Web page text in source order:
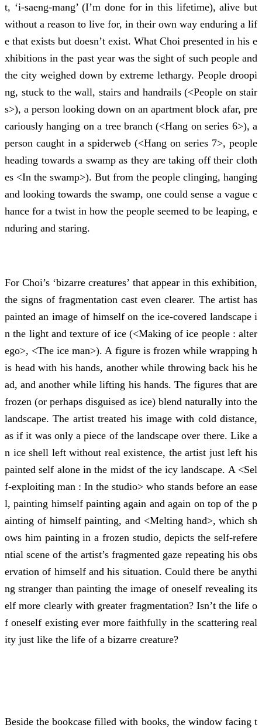
t, ‘i-saeng-mang’ (I’m done for in this lifetime), alive but
without a reason to live for, in their own way enduring a lif
e that exists but doesn’t exist. What Choi presented in his e
xhibitions in the past year was the sight of such people and
the city weighed down by extreme lethargy. People droopi
ng, stuck to the wall, stairs and handrails (<People on stair
s>), a person looking down on an apartment block afar, pre
cariously hanging on a tree branch (<Hang on series 6>), a
person caught in a spiderweb (<Hang on series 7>, people
heading towards a swamp as they are taking off their cloth
es <In the swamp>). But from the people clinging, hanging
and looking towards the swamp, one could sense a vague c
hance for a twist in how the people seemed to be leaping, e
nduring and staring.
For Choi’s ‘bizarre creatures’ that appear in this exhibition,
the signs of fragmentation cast even clearer. The artist has
painted an image of himself on the ice-covered landscape i
n the light and texture of ice (<Making of ice people : alter
ego>, <The ice man>). A figure is frozen while wrapping h
is head with his hands, another while throwing back his he
ad, and another while lifting his hands. The figures that are
frozen (or perhaps disguised as ice) blend naturally into the
landscape. The artist treated his image with cold distance,
as if it was only a piece of the landscape over there. Like a
n ice shell left without real existence, the artist just left his
painted self alone in the midst of the icy landscape. A <Sel
f-exploiting man : In the studio> who stands before an ease
l, painting himself painting again and again on top of the p
ainting of himself painting, and <Melting hand>, which sh
ows him painting in a frozen studio, depicts the self-refere
ntial scene of the artist’s fragmented gaze repeating his obs
ervation of himself and his situation. Could there be anythi
ng stranger than painting the image of oneself revealing its
elf more clearly with greater fragmentation? Isn’t the life o
f oneself existing ever more faithfully in the scattering real
ity just like the life of a bizarre creature?
Beside the bookcase filled with books, the window facing t